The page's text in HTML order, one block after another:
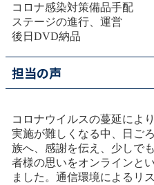
コロナ感染対策備品手配
ステージの進行、運営
後日DVD納品
担当の声
コロナウイルスの蔓延によ
実施が難しくなる中、日ご
族へ、感謝を伝え、少しで
者様の思いをオンラインと
ました。通信環境によるリ